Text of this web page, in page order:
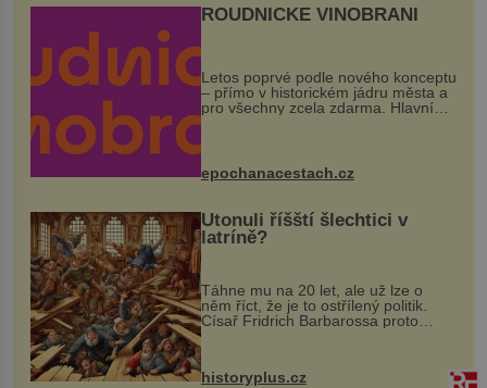
ROUDNICKÉ VINOBRANÍ
Letos poprvé podle nového konceptu
– přímo v historickém jádru města a
pro všechny zcela zdarma. Hlavní
program se odehraje na Karlově a
mohou těšit na víno, burčák, pes...
epochanacestach.cz
Utonuli říšští šlechtici v
latríně?
Táhne mu na 20 let, ale už lze o
něm říct, že je to ostřílený politik.
Císař Fridrich Barbarossa proto
posílá svého syna a dědice Jindřicha
VI. do Erfurtu, aby se stal
prostředníkem při řešení sporu m...
historyplus.cz